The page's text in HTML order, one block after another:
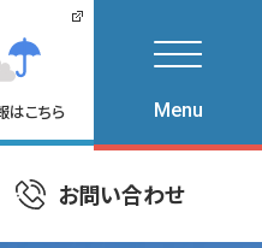
はこちら
お問い合わせ